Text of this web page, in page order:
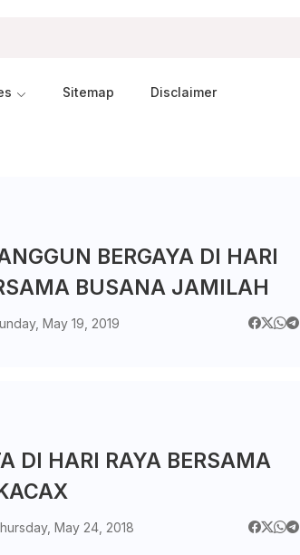
Sitemap Disclaimer
BERGAYA DI HARI
BUSANA JAMILAH
May 19, 2019
DI HARI RAYA BERSAMA
May 24, 2018